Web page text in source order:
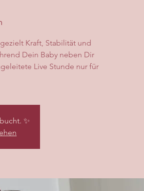
Kraft, Stabilität und
Dein Baby neben Dir
Live Stunde nur für
✨